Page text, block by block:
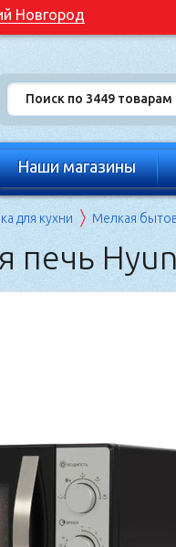
Новгород
Наши магазины
для кухни Мелкая
печь